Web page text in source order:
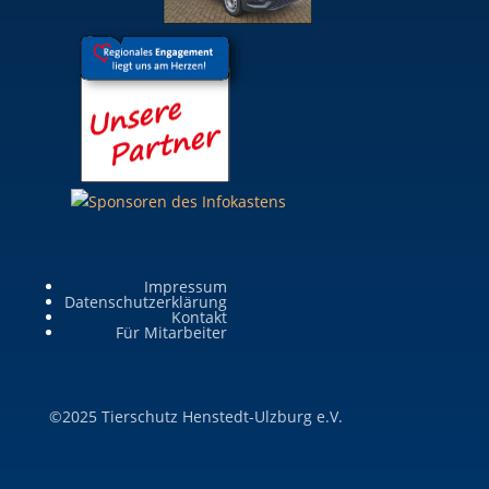
Impressum
Datenschutzerklärung
Kontakt
Für Mitarbeiter
©2025 Tierschutz Henstedt-Ulzburg e.V.